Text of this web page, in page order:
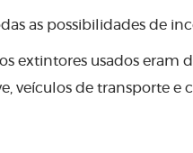
as possibilidades de
extintores usados eram
veículos de transporte e